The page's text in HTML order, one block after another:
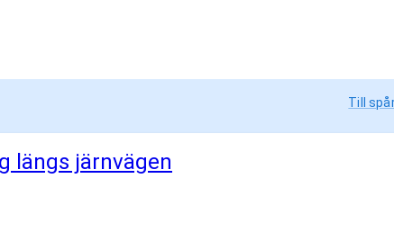
Till
längs järnvägen